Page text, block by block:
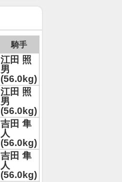
騎手
江田 照
男
(56.0kg)
江田 照
男
(56.0kg)
吉田 隼
人
(56.0kg)
吉田 隼
人
(56.0kg)